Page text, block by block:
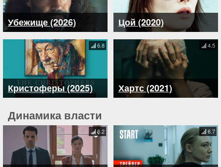
Убежище (2026) Цой (2020)
Кристоферы (2025)
6.8
Хартс (2021)
4.5
Динамика власти
8.2 6.7